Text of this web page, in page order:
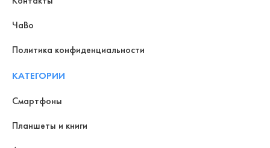
ЧаВо
Политика конфиденциальности
КАТЕГОРИИ
Смартфоны
Планшеты и книги